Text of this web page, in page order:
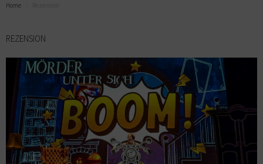
Home
REZENSION